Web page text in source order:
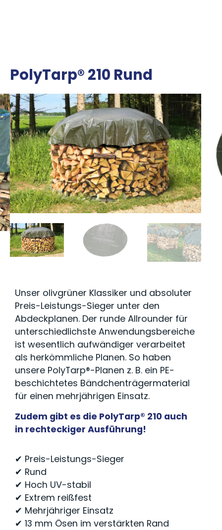
PolyTarp® 210 Rund
Unser olivgrüner Klassiker und absoluter
Preis-Leistungs-Sieger unter den
Abdeckplanen. Der runde Allrounder für
unterschiedlichste Anwendungsbereiche
ist wesentlich aufwändiger verarbeitet
als herkömmliche Planen. So haben
unsere PolyTarp®-Planen z. B. ein PE-
beschichtetes Bändchenträgermaterial
für einen mehrjährigen Einsatz.
Zudem gibt es die PolyTarp® 210 auch
in rechteckiger Ausführung!
✔ Preis-Leistungs-Sieger
✔ Rund
✔ Hoch UV-stabil
✔ Extrem reißfest
✔ Mehrjähriger Einsatz
✔ 13 mm Ösen im verstärkten Rand